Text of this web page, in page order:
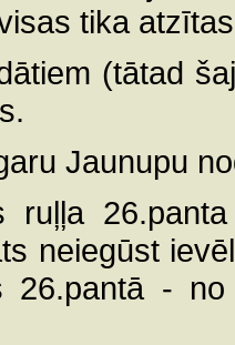
tika
(tātad
Jaunupu
ruļļa
neiegūst
26.pantā -